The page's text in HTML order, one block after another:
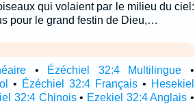
qui volaient par le milieu du ciel:
pour le grand festin de Dieu,…
• Ézéchiel 32:4 Multilingue •
• Ézéchiel 32:4 Français • Hesekiel
32:4 Chinois• Ezekiel 32:4 Anglais •